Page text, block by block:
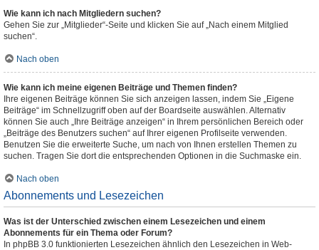
Wie kann ich nach Mitgliedern suchen?
Gehen Sie zur „Mitglieder“-Seite und klicken Sie auf „Nach einem Mitglied
suchen“.
Nach oben
Wie kann ich meine eigenen Beiträge und Themen finden?
Ihre eigenen Beiträge können Sie sich anzeigen lassen, indem Sie „Eigene
Beiträge“ im Schnellzugriff oben auf der Boardseite auswählen. Alternativ
können Sie auch „Ihre Beiträge anzeigen“ in Ihrem persönlichen Bereich oder
„Beiträge des Benutzers suchen“ auf Ihrer eigenen Profilseite verwenden.
Benutzen Sie die erweiterte Suche, um nach von Ihnen erstellen Themen zu
suchen. Tragen Sie dort die entsprechenden Optionen in die Suchmaske ein.
Nach oben
Abonnements und Lesezeichen
Was ist der Unterschied zwischen einem Lesezeichen und einem
Abonnements für ein Thema oder Forum?
In phpBB 3.0 funktionierten Lesezeichen ähnlich den Lesezeichen in Web-